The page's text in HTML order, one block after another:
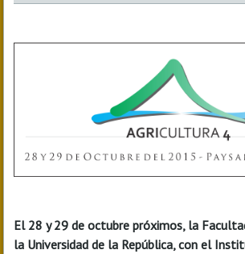
El 28 y 29 de octubre próximos, la
la Universidad de la República, con el